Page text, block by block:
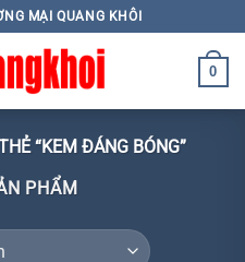
MẠI QUANG KHÔI
0
“KEM ĐÁNG BÓNG”
PHẨM